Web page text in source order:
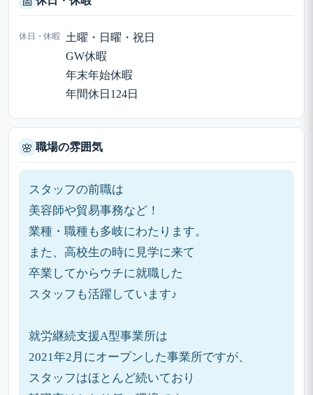
休日・休暇
土曜・日曜・祝日
GW休暇
年末年始休暇
年間休日124日
🌸 職場の雰囲気
スタッフの前職は
美容師や貿易事務など！
業種・職種も多岐にわたります。
また、高校生の時に見学に来て
卒業してからウチに就職した
スタッフも活躍しています♪
就労継続支援A型事業所は
2021年2月にオープンした事業所ですが、
スタッフはほとんど続いており